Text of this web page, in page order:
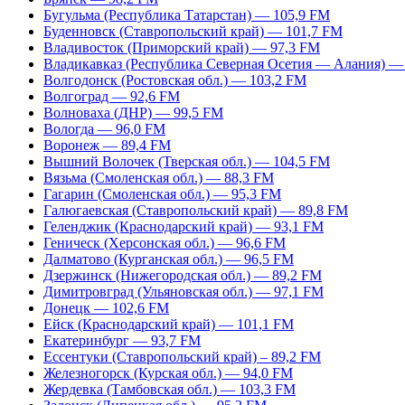
Бугульма (Республика Татарстан) — 105,9 FM
Буденновск (Ставропольский край) — 101,7 FM
Владивосток (Приморский край) — 97,3 FM
Владикавказ (Республика Северная Осетия — Алания)
Волгодонск (Ростовская обл.) — 103,2 FM
Волгоград — 92,6 FM
Волноваха (ДНР) — 99,5 FM
Вологда — 96,0 FM
Воронеж — 89,4 FM
Вышний Волочек (Тверская обл.) — 104,5 FM
Вязьма (Смоленская обл.) — 88,3 FM
Гагарин (Смоленская обл.) — 95,3 FM
Галюгаевская (Ставропольский край) — 89,8 FM
Геленджик (Краснодарский край) — 93,1 FM
Геническ (Херсонская обл.) — 96,6 FM
Далматово (Курганская обл.) — 96,5 FM
Дзержинск (Нижегородская обл.) — 89,2 FM
Димитровград (Ульяновская обл.) — 97,1 FM
Донецк — 102,6 FM
Ейск (Краснодарский край) — 101,1 FM
Екатеринбург — 93,7 FM
Ессентуки (Ставропольский край) – 89,2 FM
Железногорск (Курская обл.) — 94,0 FM
Жердевка (Тамбовская обл.) — 103,3 FM